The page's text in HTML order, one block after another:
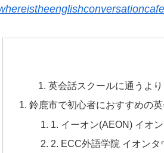
英会話スクールに通うよ
鈴鹿市で初心者におすすめの
1. イーオン(AEON) イオ
2. ECC外語学院 イオンタ